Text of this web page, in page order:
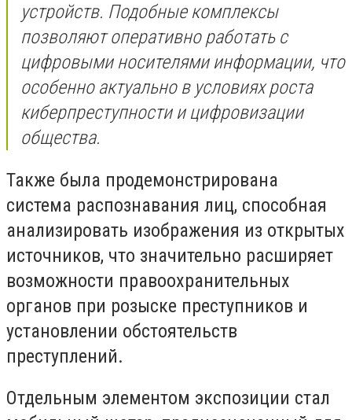
устройств. Подобные комплексы
позволяют оперативно работать с
цифровыми носителями информации, что
особенно актуально в условиях роста
киберпреступности и цифровизации
общества.
Также была продемонстрирована
система распознавания лиц, способная
анализировать изображения из открытых
источников, что значительно расширяет
возможности правоохранительных
органов при розыске преступников и
установлении обстоятельств
преступлений.
Отдельным элементом экспозиции стал